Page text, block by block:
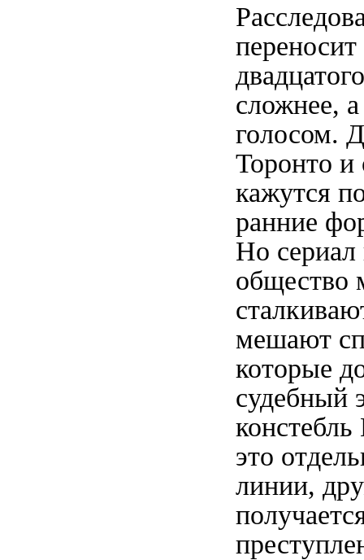
переносит
сложнее,
голосом.
Торонто и
кажутся
ранние
Но сериал
общество
мешают
которые
судебный
это
линии,